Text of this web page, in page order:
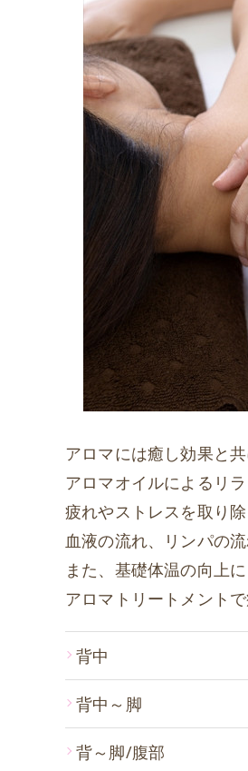
アロマには癒し効果と
アロマオイルによるリ
疲れやストレスを取り除
血液の流れ、リンパの
また、基礎体温の向上
アロマトリートメント
背中
背中～脚
背～脚/腹部